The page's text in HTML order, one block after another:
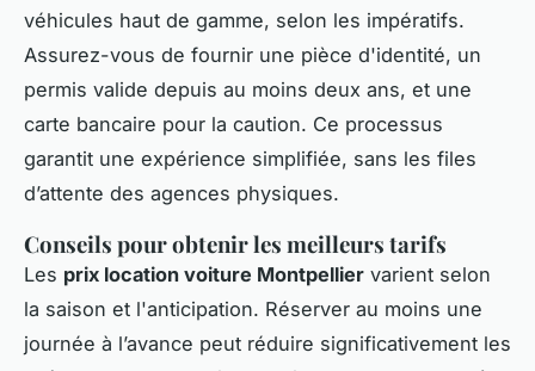
véhicules haut de gamme, selon les impératifs.
Assurez-vous de fournir une pièce d'identité, un
permis valide depuis au moins deux ans, et une
carte bancaire pour la caution. Ce processus
garantit une expérience simplifiée, sans les files
d’attente des agences physiques.
Conseils pour obtenir les meilleurs tarifs
Les prix location voiture Montpellier varient selon
la saison et l'anticipation. Réserver au moins une
journée à l’avance peut réduire significativement les